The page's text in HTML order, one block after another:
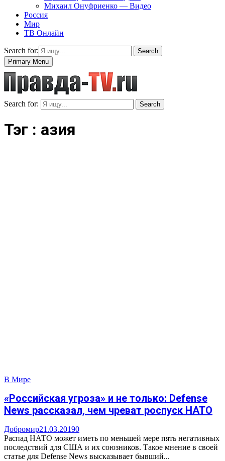
Михаил Онуфриенко — Видео
Россия
Мир
ТВ Онлайн
Search for:
Search
Primary Menu
Search for: Search
Тэг : азия
В Мире
«Российская угроза» и не только: Defense
News рассказал, чем чреват роспуск НАТО
Добромир21.03.20190
Распад НАТО может иметь по меньшей мере пять негативных
последствий для США и их союзников. Такое мнение в своей
статье для Defense News высказывает бывший...